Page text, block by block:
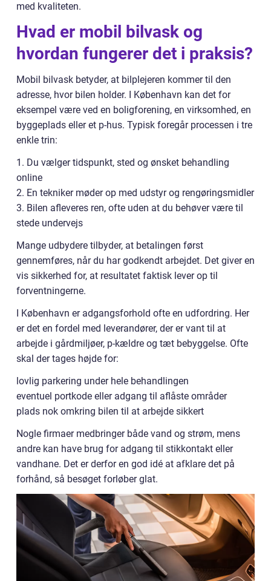
med kvaliteten.
Hvad er mobil bilvask og
hvordan fungerer det i praksis?
Mobil bilvask betyder, at bilplejeren kommer til den
adresse, hvor bilen holder. I København kan det for
eksempel være ved en boligforening, en virksomhed, en
byggeplads eller et p-hus. Typisk foregår processen i tre
enkle trin:
1. Du vælger tidspunkt, sted og ønsket behandling
online
2. En tekniker møder op med udstyr og rengøringsmidler
3. Bilen afleveres ren, ofte uden at du behøver være til
stede undervejs
Mange udbydere tilbyder, at betalingen først
gennemføres, når du har godkendt arbejdet. Det giver en
vis sikkerhed for, at resultatet faktisk lever op til
forventningerne.
I København er adgangsforhold ofte en udfordring. Her
er det en fordel med leverandører, der er vant til at
arbejde i gårdmiljøer, p-kældre og tæt bebyggelse. Ofte
skal der tages højde for:
lovlig parkering under hele behandlingen
eventuel portkode eller adgang til aflåste områder
plads nok omkring bilen til at arbejde sikkert
Nogle firmaer medbringer både vand og strøm, mens
andre kan have brug for adgang til stikkontakt eller
vandhane. Det er derfor en god idé at afklare det på
forhånd, så besøget forløber glat.